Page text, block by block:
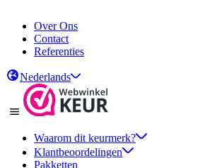
Over Ons
Contact
Referenties
Nederlands
Waarom dit keurmerk?
Klantbeoordelingen
Pakketten